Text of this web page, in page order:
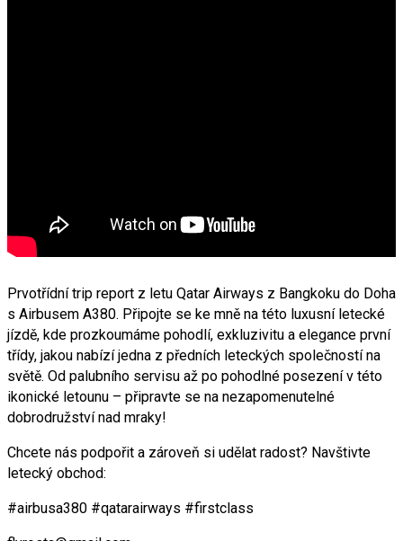
Prvotřídní trip report z letu Qatar Airways z Bangkoku do Doha
s Airbusem A380. Připojte se ke mně na této luxusní letecké
jízdě, kde prozkoumáme pohodlí, exkluzivitu a elegance první
třídy, jakou nabízí jedna z předních leteckých společností na
světě. Od palubního servisu až po pohodlné posezení v této
ikonické letounu – připravte se na nezapomenutelné
dobrodružství nad mraky!
Chcete nás podpořit a zároveň si udělat radost? Navštivte
letecký obchod:
#airbusa380 #qatarairways #firstclass